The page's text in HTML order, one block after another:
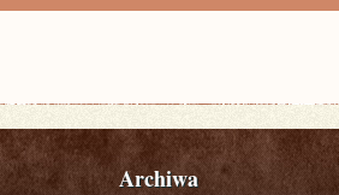
Archiwa